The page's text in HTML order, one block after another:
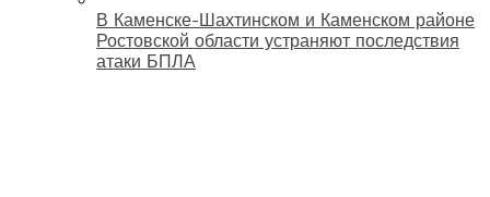
В Каменске-Шахтинском и Каменском районе
Ростовской области устраняют последствия
атаки БПЛА